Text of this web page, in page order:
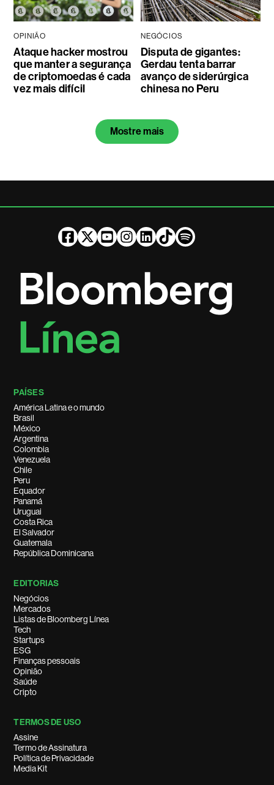
OPINIÃO
Ataque hacker mostrou
que manter a segurança
de criptomoedas é cada
vez mais difícil
NEGÓCIOS
Disputa de gigantes:
Gerdau tenta barrar
avanço de siderúrgica
chinesa no Peru
Mostre mais
PAÍSES
América Latina e o mundo
Brasil
México
Argentina
Colombia
Venezuela
Chile
Peru
Equador
Panamá
Uruguai
Costa Rica
El Salvador
Guatemala
República Dominicana
EDITORIAS
Negócios
Mercados
Listas de Bloomberg Línea
Tech
Startups
ESG
Finanças pessoais
Opinião
Saúde
Cripto
TERMOS DE USO
Assine
Termo de Assinatura
Política de Privacidade
Media Kit